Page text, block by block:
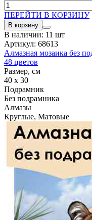
ПЕРЕЙТИ В КОРЗИНУ
В корзину
В наличии: 11 шт
Артикул: 68613
Алмазная мозаика без
48 цветов
Размер, см
40 x 30
Подрамник
Без подрамника
Алмазы
Круглые, Матовые